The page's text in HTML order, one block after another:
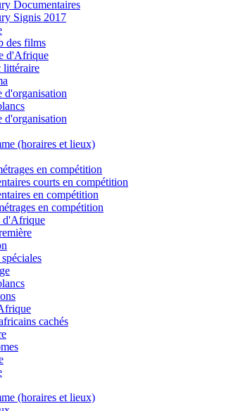
Documentaires
Signis 2017
des films
d'Afrique
littéraire
d'organisation
d'organisation
(horaires et lieux)
en compétition
courts en compétition
en compétition
en compétition
d'Afrique
spéciales
cachés
(horaires et lieux)